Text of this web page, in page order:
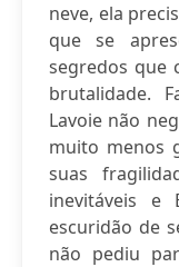
neve, ela
que se
segredos que
brutalidade.
Lavoie não
muito menos
suas
inevitáveis e
escuridão de
não pediu